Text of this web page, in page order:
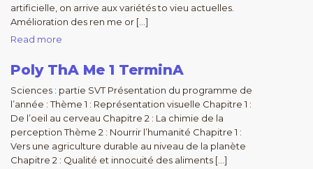
artificielle, on arrive aux variétés to vieu actuelles.
Amélioration des ren me or […]
Read more
Poly ThA Me 1 TerminA
Sciences : partie SVT Présentation du programme de
l’année : Thème 1 : Représentation visuelle Chapitre 1 :
De l’oeil au cerveau Chapitre 2 : La chimie de la
perception Thème 2 : Nourrir l’humanité Chapitre 1 :
Vers une agriculture durable au niveau de la planète
Chapitre 2 : Qualité et innocuité des aliments […]